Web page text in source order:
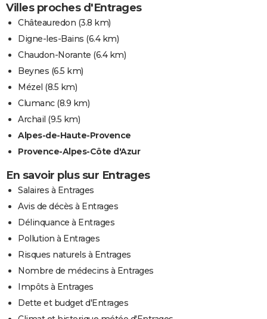
Villes proches d'Entrages
Châteauredon (3.8 km)
Digne-les-Bains (6.4 km)
Chaudon-Norante (6.4 km)
Beynes (6.5 km)
Mézel (8.5 km)
Clumanc(8.9 km)
Archail (9.5 km)
Alpes-de-Haute-Provence
Provence-Alpes-Côte d'Azur
En savoir plus sur Entrages
Salaires à Entrages
Avis de décès à Entrages
Délinquance à Entrages
Pollution à Entrages
Risques naturels à Entrages
Nombre de médecins à Entrages
Impôts à Entrages
Dette et budget d'Entrages